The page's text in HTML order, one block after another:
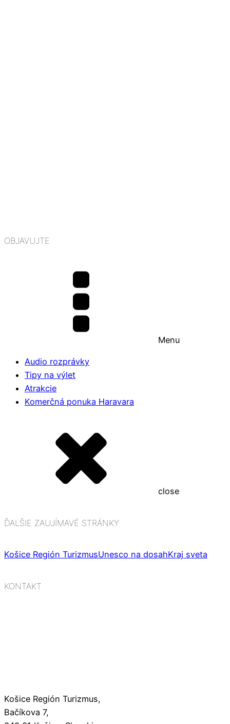
OBJAVUJTE
Menu
Audio rozprávky
Tipy na výlet
Atrakcie
Komerčná ponuka Haravara
close
ĎALŠIE ZAUJÍMAVÉ STRÁNKY
Košice Región TurizmusUnesco na dosahKraj sveta
KONTAKT
Košice Región Turizmus,
Bačíkova 7,